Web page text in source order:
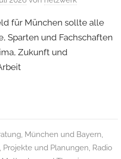
für München sollte alle
Sparten und Fachschaften
Zukunft und
, München und Bayern,
, Projekte und Planungen, Radio